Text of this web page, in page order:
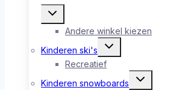
Toggle
submenu
Andere winkel kiezen
Kinderen ski's
Toggle
submenu
Recreatief
Kinderen snowboards
Toggle
submenu